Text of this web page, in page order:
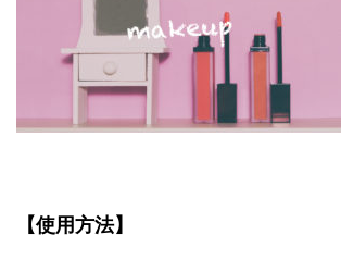
【使用方法】